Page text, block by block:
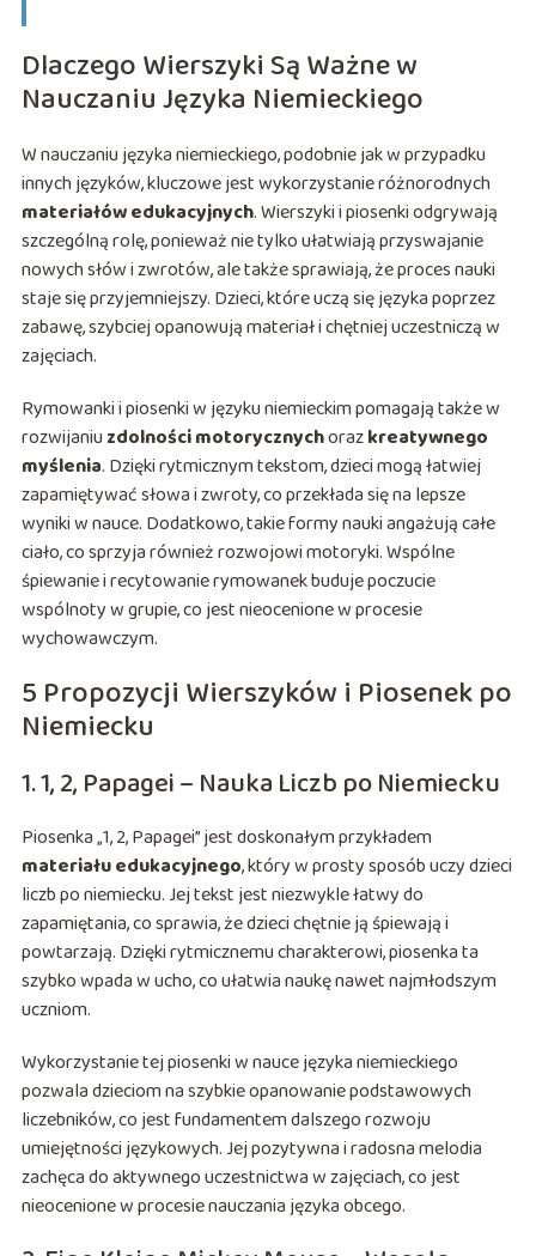
Dlaczego Wierszyki Są Ważne w
Nauczaniu Języka Niemieckiego
W nauczaniu języka niemieckiego, podobnie jak w przypadku
innych języków, kluczowe jest wykorzystanie różnorodnych
materiałów edukacyjnych. Wierszyki i piosenki odgrywają
szczególną rolę, ponieważ nie tylko ułatwiają przyswajanie
nowych słów i zwrotów, ale także sprawiają, że proces nauki
staje się przyjemniejszy. Dzieci, które uczą się języka poprzez
zabawę, szybciej opanowują materiał i chętniej uczestniczą w
zajęciach.
Rymowanki i piosenki w języku niemieckim pomagają także w
rozwijaniuzdolności motorycznychorazkreatywnego
myślenia. Dzięki rytmicznym tekstom, dzieci mogą łatwiej
zapamiętywać słowa i zwroty, co przekłada się na lepsze
wyniki w nauce. Dodatkowo, takie formy nauki angażują całe
ciało, co sprzyja również rozwojowi motoryki. Wspólne
śpiewanie i recytowanie rymowanek buduje poczucie
wspólnoty w grupie, co jest nieocenione w procesie
wychowawczym.
5 Propozycji Wierszyków i Piosenek po
Niemiecku
1. 1, 2, Papagei – Nauka Liczb po Niemiecku
Piosenka „1, 2, Papagei” jest doskonałym przykładem
materiału edukacyjnego, który w prosty sposób uczy dzieci
liczb po niemiecku. Jej tekst jest niezwykle łatwy do
zapamiętania, co sprawia, że dzieci chętnie ją śpiewają i
powtarzają. Dzięki rytmicznemu charakterowi, piosenka ta
szybko wpada w ucho, co ułatwia naukę nawet najmłodszym
uczniom.
Wykorzystanie tej piosenki w nauce języka niemieckiego
pozwala dzieciom na szybkie opanowanie podstawowych
liczebników, co jest fundamentem dalszego rozwoju
umiejętności językowych. Jej pozytywna i radosna melodia
zachęca do aktywnego uczestnictwa w zajęciach, co jest
nieocenione w procesie nauczania języka obcego.